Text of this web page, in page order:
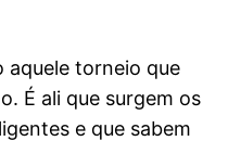
aquele torneio que
É ali que surgem os
e que sabem